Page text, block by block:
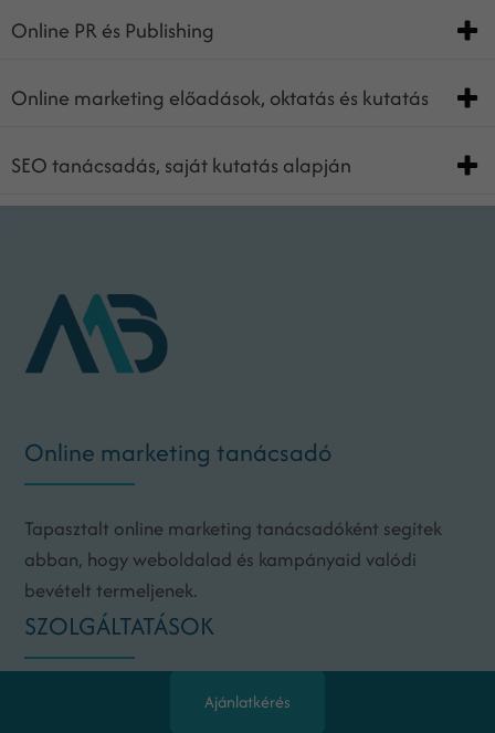
Online PR és Publishing
Online marketing előadások, oktatás és kutatás
SEO tanácsadás, saját kutatás alapján
Online marketing tanácsadó
Tapasztalt online marketing tanácsadóként segítek
abban, hogy weboldalad és kampányaid valódi
bevételt termeljenek.
SZOLGÁLTATÁSOK
Online marketing audit és stratégia kialakítása
Ajánlatkérés